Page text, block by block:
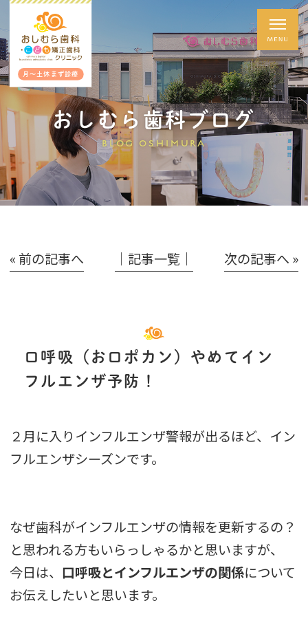
月～土休まず診療
おしむら歯科ブログ
BLOG OSHIMURA
« 前の記事へ │記事一覧│ 次の記事へ »
口呼吸（お口ポカン）やめてイン
フルエンザ予防！
２月に入りインフルエンザ警報が出るほど、イン
フルエンザシーズンです。
なぜ歯科がインフルエンザの情報を更新するの？
と思われる方もいらっしゃるかと思いますが、
今日は、 口呼吸とインフルエンザの関係について
お伝えしたいと思います。